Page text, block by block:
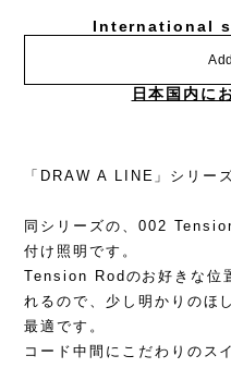
International
日本国内に
「DRAW A LINE」シリーズ
同シリーズの、002
付け照明です。
Tension Rodのお好きな位
れるので、少し明かりのほ
最適です。
コード中間にこだわりのス